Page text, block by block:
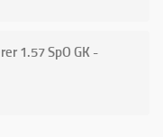
1.57 SpO GK -